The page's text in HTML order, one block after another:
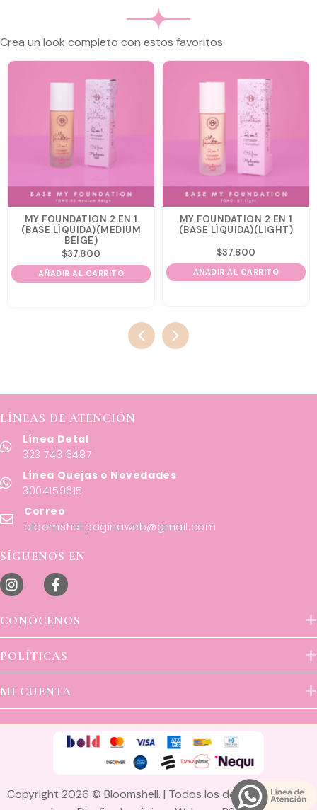
Crea un look completo con estos favoritos
MY FOUNDATION 2 EN 1
(BASE LÍQUIDA)(MEDIUM
BEIGE)
$37.800
AÑADIR AL CARRITO
MY FOUNDATION 2 EN 1
(BASE LÍQUIDA)(LIGHT)
$37.800
AÑADIR AL CARRITO
LÍNEAS DE ATENCIÓN
Línea Detal
323 743 6487
Línea Quejas o Novedades
3004159615
Correo
bloomshellpaginaweb@gmail.com
SÍGUENOS EN
CONÓCENOS
POLÍTICAS
MI CUENTA
Copyright 2026 © Bloomshell. | Todos los derechos